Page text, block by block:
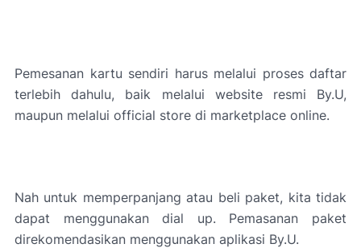
Pemesanan kartu sendiri harus melalui proses daftar
terlebih dahulu, baik melalui website resmi By.U,
maupun melalui official store di marketplace online.
Nah untuk memperpanjang atau beli paket, kita tidak
dapat menggunakan dial up. Pemasanan paket
direkomendasikan menggunakan aplikasi By.U.